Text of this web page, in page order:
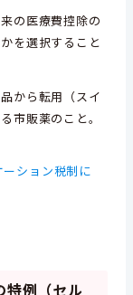
の医療費控除の
を選択すること
から転用（スイ
市販薬のこと。
ション税制に
例（セル